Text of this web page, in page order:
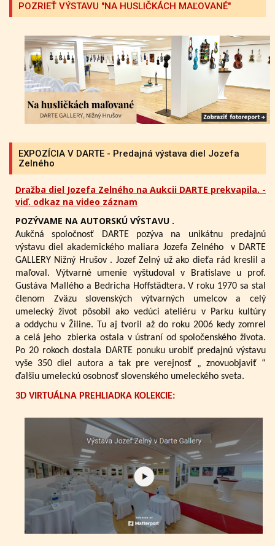
POZRIEŤ VÝSTAVU "NA HUSLIČKÁCH MAĽOVANÉ"
EXPOZÍCIA V DARTE - Predajná výstava diel Jozefa
Zelného
Dražba diel Jozefa Zelného na Aukcii DARTE prekvapila. -
viď. odkaz na video záznam
POZÝVAME NA AUTORSKÚ VÝSTAVU .
Aukčná spoločnosť DARTE pozýva na unikátnu predajnú
výstavu diel akademického maliara Jozefa Zelného
v DARTE
GALLERY Nižný Hrušov . Jozef Zelný už ako dieťa rád kreslil a
maľoval. Výtvarné umenie vyštudoval v Bratislave u prof.
Gustáva Mallého a Bedricha Hoffstädtera. V roku 1970 sa stal
členom Zväzu slovenských výtvarných umelcov a celý
umelecký život pôsobil ako vedúci ateliéru v Parku kultúry
a oddychu v Žiline. Tu aj tvoril až do roku 2006 kedy zomrel
a celá jeho zbierka ostala v ústraní od spoločenského života.
Po 20 rokoch dostala DARTE ponuku urobiť predajnú výstavu
vyše 350 diel autora a tak pre verejnosť „ znovuobjaviť “
ďalšiu umeleckú osobnosť slovenského umeleckého sveta.
3D VIRTUÁLNA PREHLIADKA KOLEKCIE: